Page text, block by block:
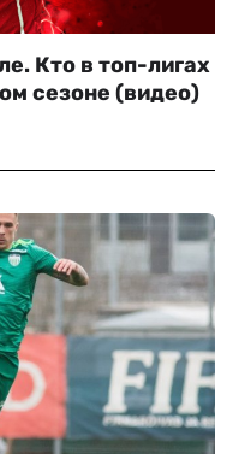
Кто в топ-лигах
сезоне (видео)